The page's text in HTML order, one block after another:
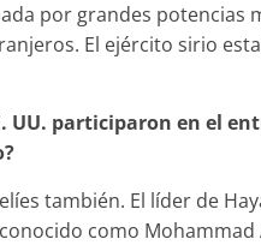
por grandes potencias
El ejército sirio
UU. participaron en el
también. El líder de
como Mohammad